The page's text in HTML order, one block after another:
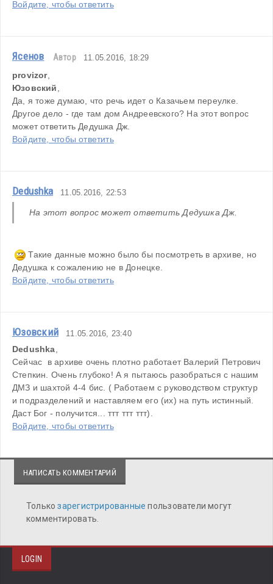
Войдите, чтобы ответить
Ясенов Автор 11.05.2016, 18:29
provizor,
Юзовский
Да, я тоже думаю, что речь идет о Казачьем переулке.
Другое дело - где там дом Андреевского? На этот вопрос
может ответить Дедушка Дж.
Войдите, чтобы ответить
Dedushka 11.05.2016, 22:53
На этот вопрос может ответить Дедушка Дж.
Такие данные можно было бы посмотреть в архиве, но
Дедушка к сожалению не в Донецке.
Войдите, чтобы ответить
Юзовский 11.05.2016, 23:40
Dedushka
Сейчас  в архиве очень плотно работает Валерий Петрович
Степкин. Очень глубоко! А я пытаюсь разобраться с нашим
ДМЗ и шахтой 4-4 бис. ( Работаем с руководством структур
и подразделений и наставляем его (их) на путь истинный.
Даст Бог - получится... ттт ттт ттт).
Войдите, чтобы ответить
НАПИСАТЬ КОММЕНТАРИЙ
Толькозарегистрированныепользователи могут
комментировать.
LOGIN